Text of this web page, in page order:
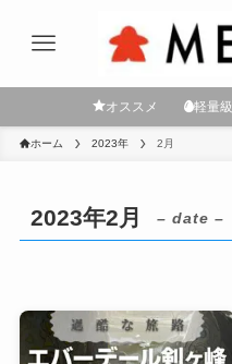
オススメ 軽量級
ホーム 2023年 2月
2023年2月 – date –